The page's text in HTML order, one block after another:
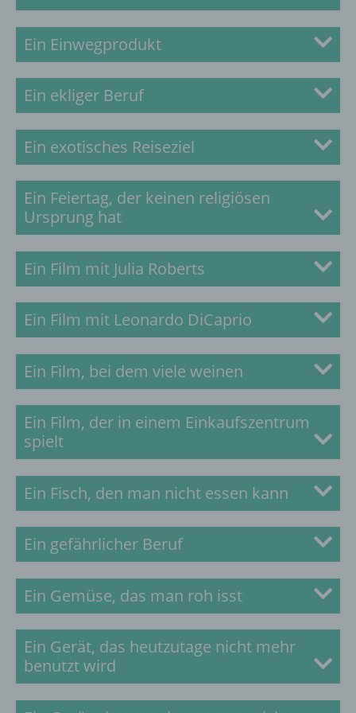
Ein Einwegprodukt
Ein ekliger Beruf
Ein exotisches Reiseziel
Ein Feiertag, der keinen religiösen
Ursprung hat
Ein Film mit Julia Roberts
Ein Film mit Leonardo DiCaprio
Ein Film, bei dem viele weinen
Ein Film, der in einem Einkaufszentrum
spielt
Ein Fisch, den man nicht essen kann
Ein gefährlicher Beruf
Ein Gemüse, das man roh isst
Ein Gerät, das heutzutage nicht mehr
benutzt wird